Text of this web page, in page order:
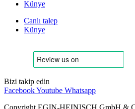
Künye
Canlı talep
Künye
Bizi takip edin
FacebookYoutube Whatsapp
Copyright EGIN-HEINISCH GmbH &